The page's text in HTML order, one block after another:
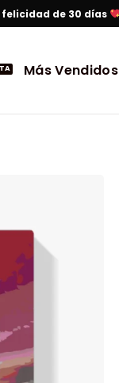
de 30 días
Más Vendidos